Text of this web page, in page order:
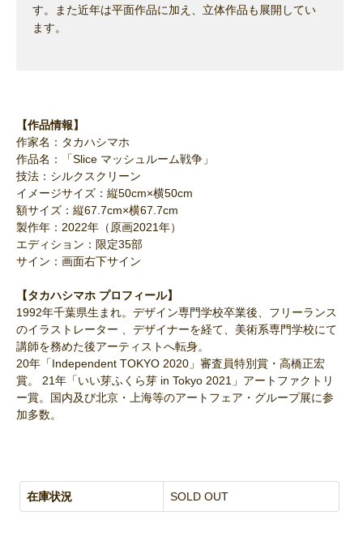
す。また近年は平面作品に加え、立体作品も展開してい
ます。
【作品情報】
作家名：タカハシマホ
作品名：「Slice マッシュルーム戦争」
技法：シルクスクリーン
イメージサイズ：縦50cm×横50cm
額サイズ：縦67.7cm×横67.7cm
製作年：2022年（原画2021年）
エディション：限定35部
サイン：画面右下サイン
【タカハシマホ プロフィール】
1992年千葉県生まれ。デザイン専門学校卒業後、フリーランス
のイラストレーター 、デザイナーを経て、美術系専門学校にて
講師を務めた後アーティストへ転身。
20年「Independent TOKYO 2020」審査員特別賞・高橋正宏
賞。 21年「いい芽ふくら芽 in Tokyo 2021」アートファクトリ
ー賞。国内及び北京・上海等のアートフェア・グループ展に参
加多数。
在庫状況 SOLD OUT